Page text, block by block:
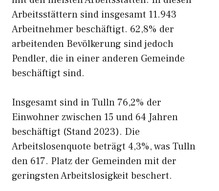
Arbeitsstättern sind insgesamt 11.943
Arbeitnehmer beschäftigt. 62,8% der
arbeitenden Bevölkerung sind jedoch
Pendler, die in einer anderen Gemeinde
beschäftigt sind.
Insgesamt sind in Tulln 76,2% der
Einwohner zwischen 15 und 64 Jahren
beschäftigt (Stand 2023). Die
Arbeitslosenquote beträgt 4,3%, was Tulln
den 617. Platz der Gemeinden mit der
geringsten Arbeitslosigkeit beschert.